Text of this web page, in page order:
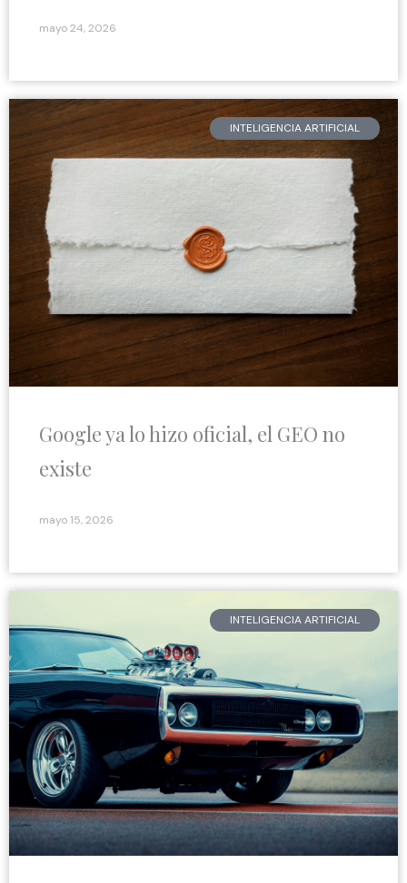
mayo 24, 2026
INTELIGENCIA ARTIFICIAL
Google ya lo hizo oficial, el GEO no
existe
mayo 15, 2026
INTELIGENCIA ARTIFICIAL